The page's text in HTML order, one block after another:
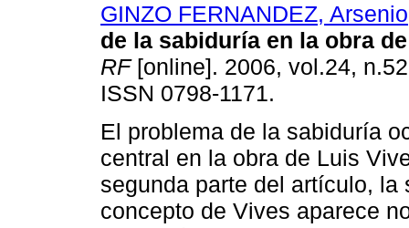
GINZO FERNANDEZ, Arsenio
de la sabiduría en la obra
RF[online]. 2006, vol.24,
ISSN 0798-1171.
El problema de la sabiduría
central en la obra de Luis
segunda parte del artículo, la
concepto de Vives aparece